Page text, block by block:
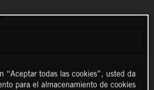
“Aceptar todas las cookies”, usted da
para el almacenamiento de cookies